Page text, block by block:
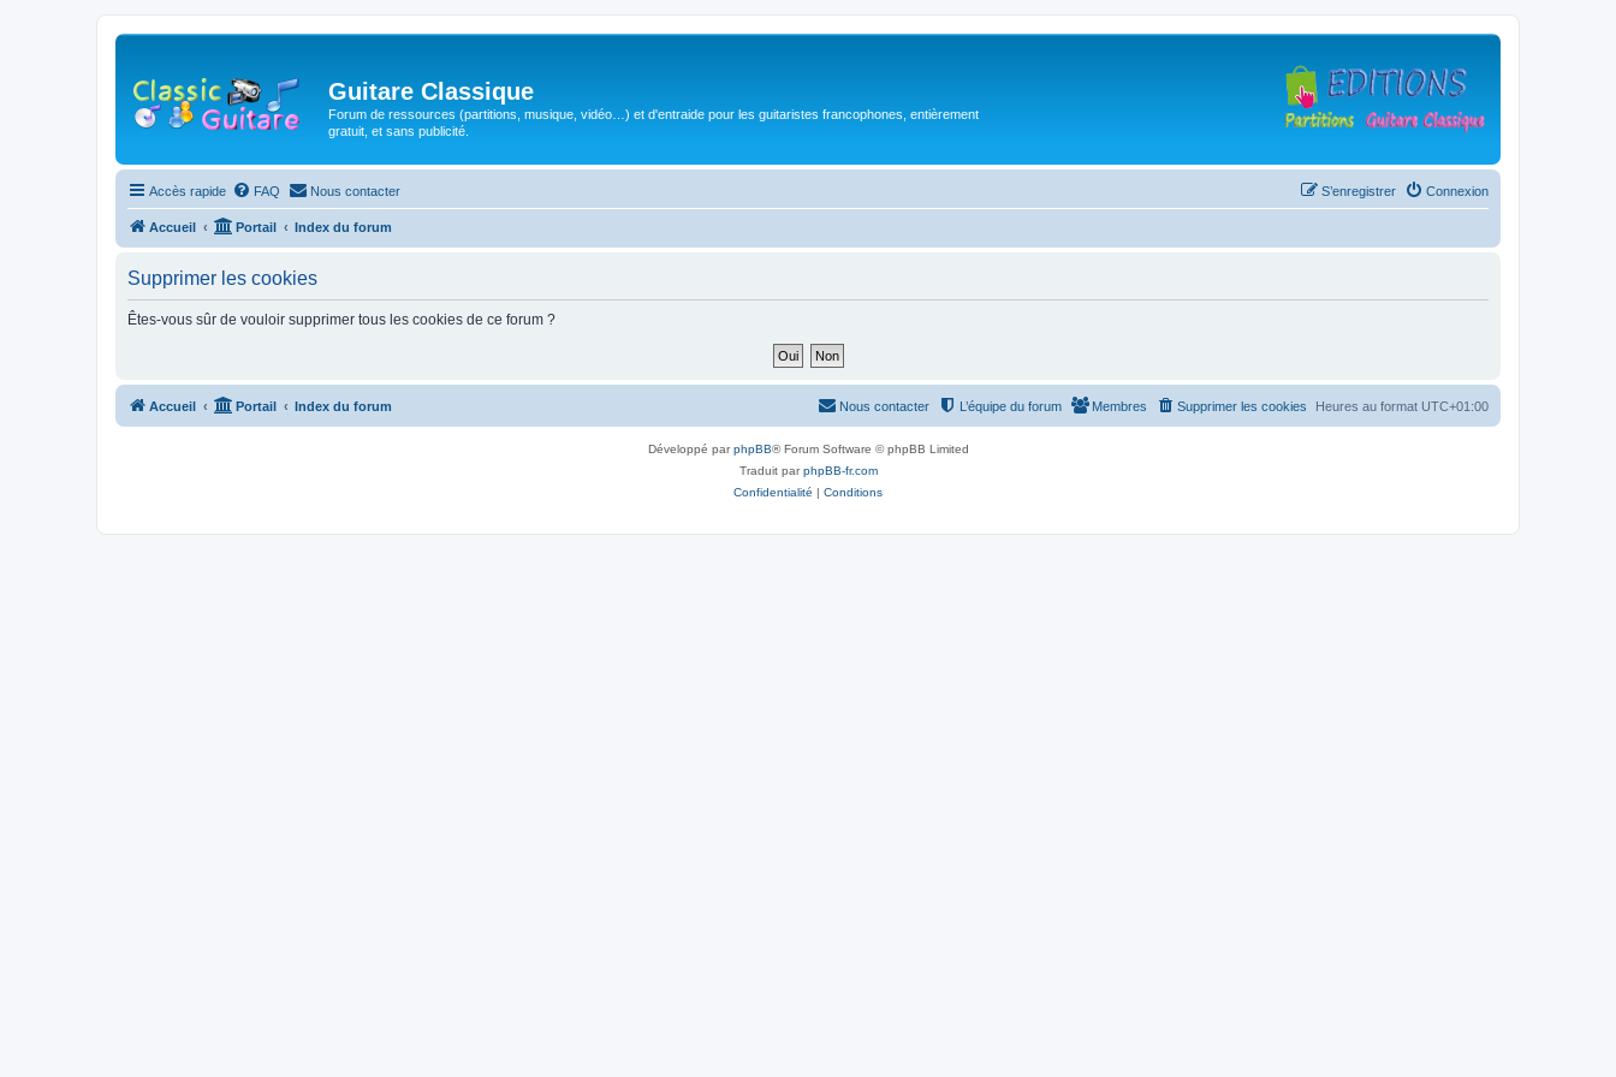
Guitare Classique
Forum de ressources (partitions, musique, vidéo…) et d'entraide pour les guitaristes francophones, entièrement
gratuit, et sans publicité.
Accès rapide FAQ Nous contacter Connexion
S’enregistrer
Accueil Portail Index du forum
Supprimer les cookies
Êtes-vous sûr de vouloir supprimer tous les cookies de ce forum ?
Accueil Portail Index du forum Heures au format UTC+01:00
Supprimer les cookies
Membres
L’équipe du forum
Nous contacter
Développé parphpBB® Forum Software © phpBB Limited
Traduit parphpBB-fr.com
Confidentialité | Conditions